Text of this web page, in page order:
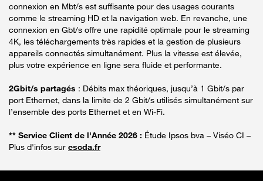
connexion en Mbt/s est suffisante pour des usages courants
comme le streaming HD et la navigation web. En revanche, une
connexion en Gbt/s offre une rapidité optimale pour le streaming
4K, les téléchargements très rapides et la gestion de plusieurs
appareils connectés simultanément. Plus la vitesse est élevée,
plus votre expérience en ligne sera fluide et performante.
2Gbit/s partagés : Débits max théoriques, jusqu’à 1 Gbit/s par
port Ethernet, dans la limite de 2 Gbit/s utilisés simultanément sur
l’ensemble des ports Ethernet et en Wi-Fi.
** Service Client de l'Année 2026 : Étude Ipsos bva – Viséo CI –
Plus d'infos sur escda.fr